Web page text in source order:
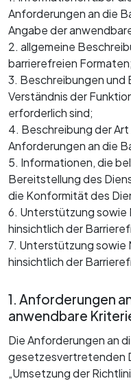
Anforderungen an die
Angabe der
2. allgemeine
barrierefreien Formaten;
3. Beschreibungen und
Verständnis der
erforderlich sind;
4. Beschreibung der
Anforderungen an die
5. Informationen, die
Bereitstellung des
die Konformität des
6. Unterstützung sowie
hinsichtlich der
7. Unterstützung sowie
hinsichtlich der
1. Anforderungen
anwendbare
Die Anforderungen an
gesetzesvertretenden
„Umsetzung der